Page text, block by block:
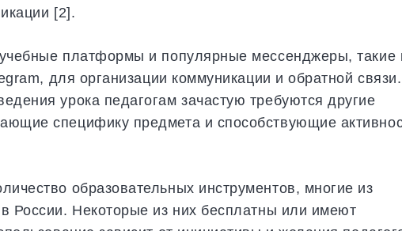
[2].
платформы и популярные мессенджеры, такие
для организации коммуникации и обратной связи.
урока педагогам зачастую требуются другие
специфику предмета и способствующие
образовательных инструментов, многие из
России. Некоторые из них бесплатны или имеют